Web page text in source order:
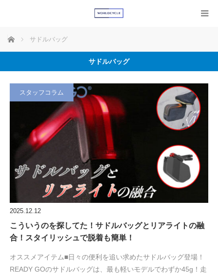
ホーム サドルバッグ
サドルバッグ
スタッフコラム
2025.12.12
こういうのを探してた！サドルバッグとリアライトの融
合！スタイリッシュで脱着も簡単！
オススメアイテム■日々の便利を追い求めたサドルバッグ登場！
READY GOのサドルバッグは、最も軽いモデルでわずか45g！走